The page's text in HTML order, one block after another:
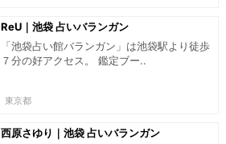
ReU｜池袋 占いバランガン
「池袋占い館バランガン」は池袋駅より徒歩
７分の好アクセス。 鑑定ブー..
東京都
西原さゆり｜池袋 占いバランガン